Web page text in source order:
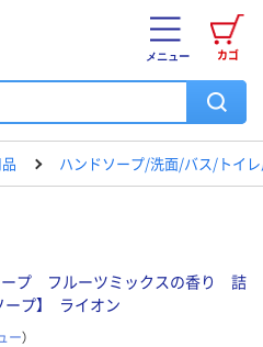
カゴ
メニュー
ハンドソープ/洗面/バス/トイ
プ フルーツミックスの香り 詰
プ】 ライオン
ー）